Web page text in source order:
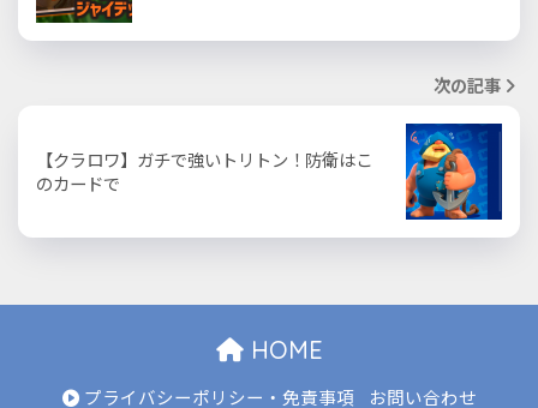
次の記事
【クラロワ】ガチで強いトリトン！防衛はこ
のカードで
HOME
プライバシーポリシー・免責事項 お問い合わせ